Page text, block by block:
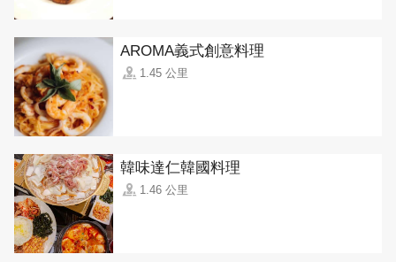
AROMA義式創意料理
1.45 公里
韓味達仁韓國料理
1.46 公里